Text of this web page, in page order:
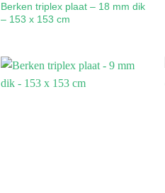
Berken triplex plaat – 18 mm dik
– 153 x 153 cm